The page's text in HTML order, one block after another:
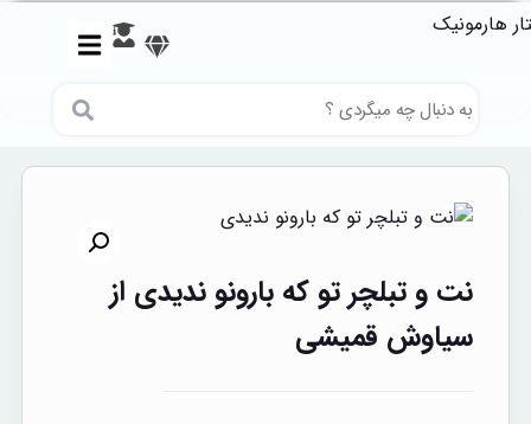
نت و تبلچر تو که بارونو ندیدی از
سیاوش قمیشی